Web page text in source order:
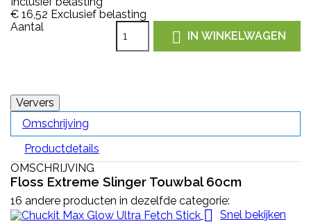
€ 16,52 Exclusief belasting
Aantal
 IN WINKELWAGEN
Omschrijving
Productdetails
OMSCHRIJVING
Floss Extreme Slinger Touwbal 60cm
16 andere producten in dezelfde categorie:
 Snel bekijken